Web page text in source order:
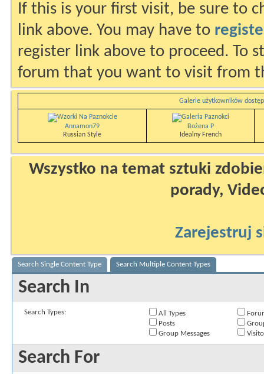
If this is your first visit, be sure to
link above. You may have to
register link above to proceed. To
forum that you want to visit from
Galerie użytkowników
Annamon79
Russian Style
Bożena P
Idealny French
Wszystko na temat sztuki
porady,
Zarejestruj
Search Single Content Type Search Multiple Content Types
Search In
Search Types: All Types
Posts
Group Messages
Search For